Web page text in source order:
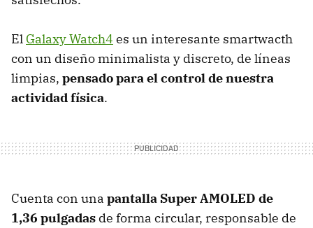
El Galaxy Watch4 es un interesante smartwacth
con un diseño minimalista y discreto, de líneas
limpias, pensado para el control de nuestra
actividad física.
Cuenta con una pantalla Super AMOLED de
1,36 pulgadas de forma circular, responsable de